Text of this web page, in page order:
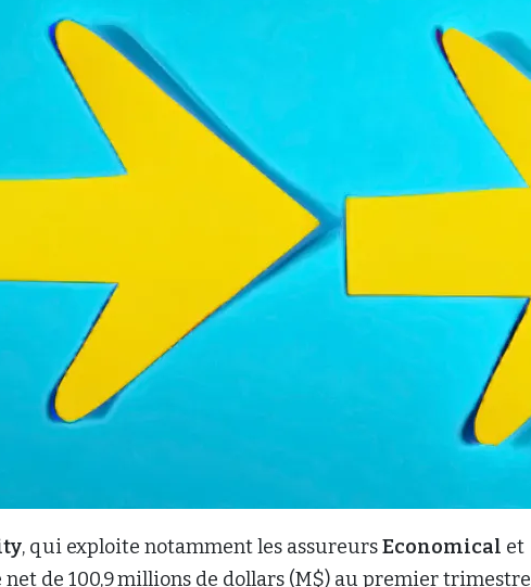
, qui exploite notamment les assureursEconomical et
net de 100,9 millions de dollars (M$) au premier trimestre